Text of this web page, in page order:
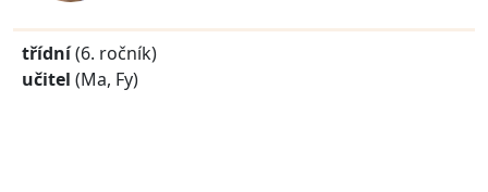
třídní(6. ročník)
učitel (Ma, Fy)